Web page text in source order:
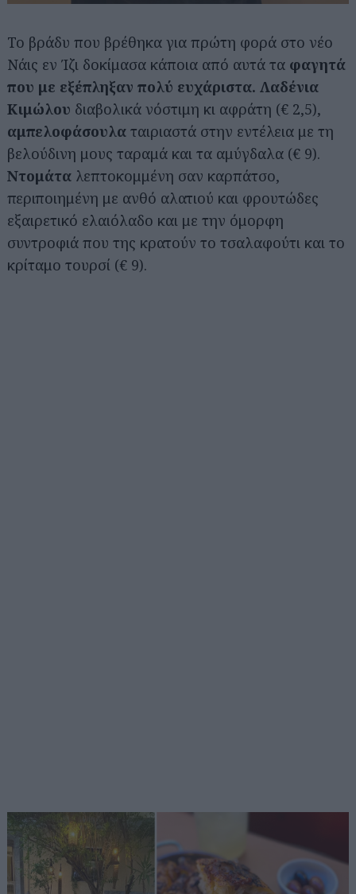
Το βράδυ που βρέθηκα για πρώτη φορά στο νέο
Νάις εν Ίζι δοκίμασα κάποια από αυτά τα φαγητά
που με εξέπληξαν πολύ ευχάριστα. Λαδένια
Κιμώλου διαβολικά νόστιμη κι αφράτη (€ 2,5),
αμπελοφάσουλα ταιριαστά στην εντέλεια με τη
βελούδινη μους ταραμά και τα αμύγδαλα (€ 9).
Ντομάτα λεπτοκομμένη σαν καρπάτσο,
περιποιημένη με ανθό αλατιού και φρουτώδες
εξαιρετικό ελαιόλαδο και με την όμορφη
συντροφιά που της κρατούν το τσαλαφούτι και το
κρίταμο τουρσί (€ 9).
Αναζήτηση